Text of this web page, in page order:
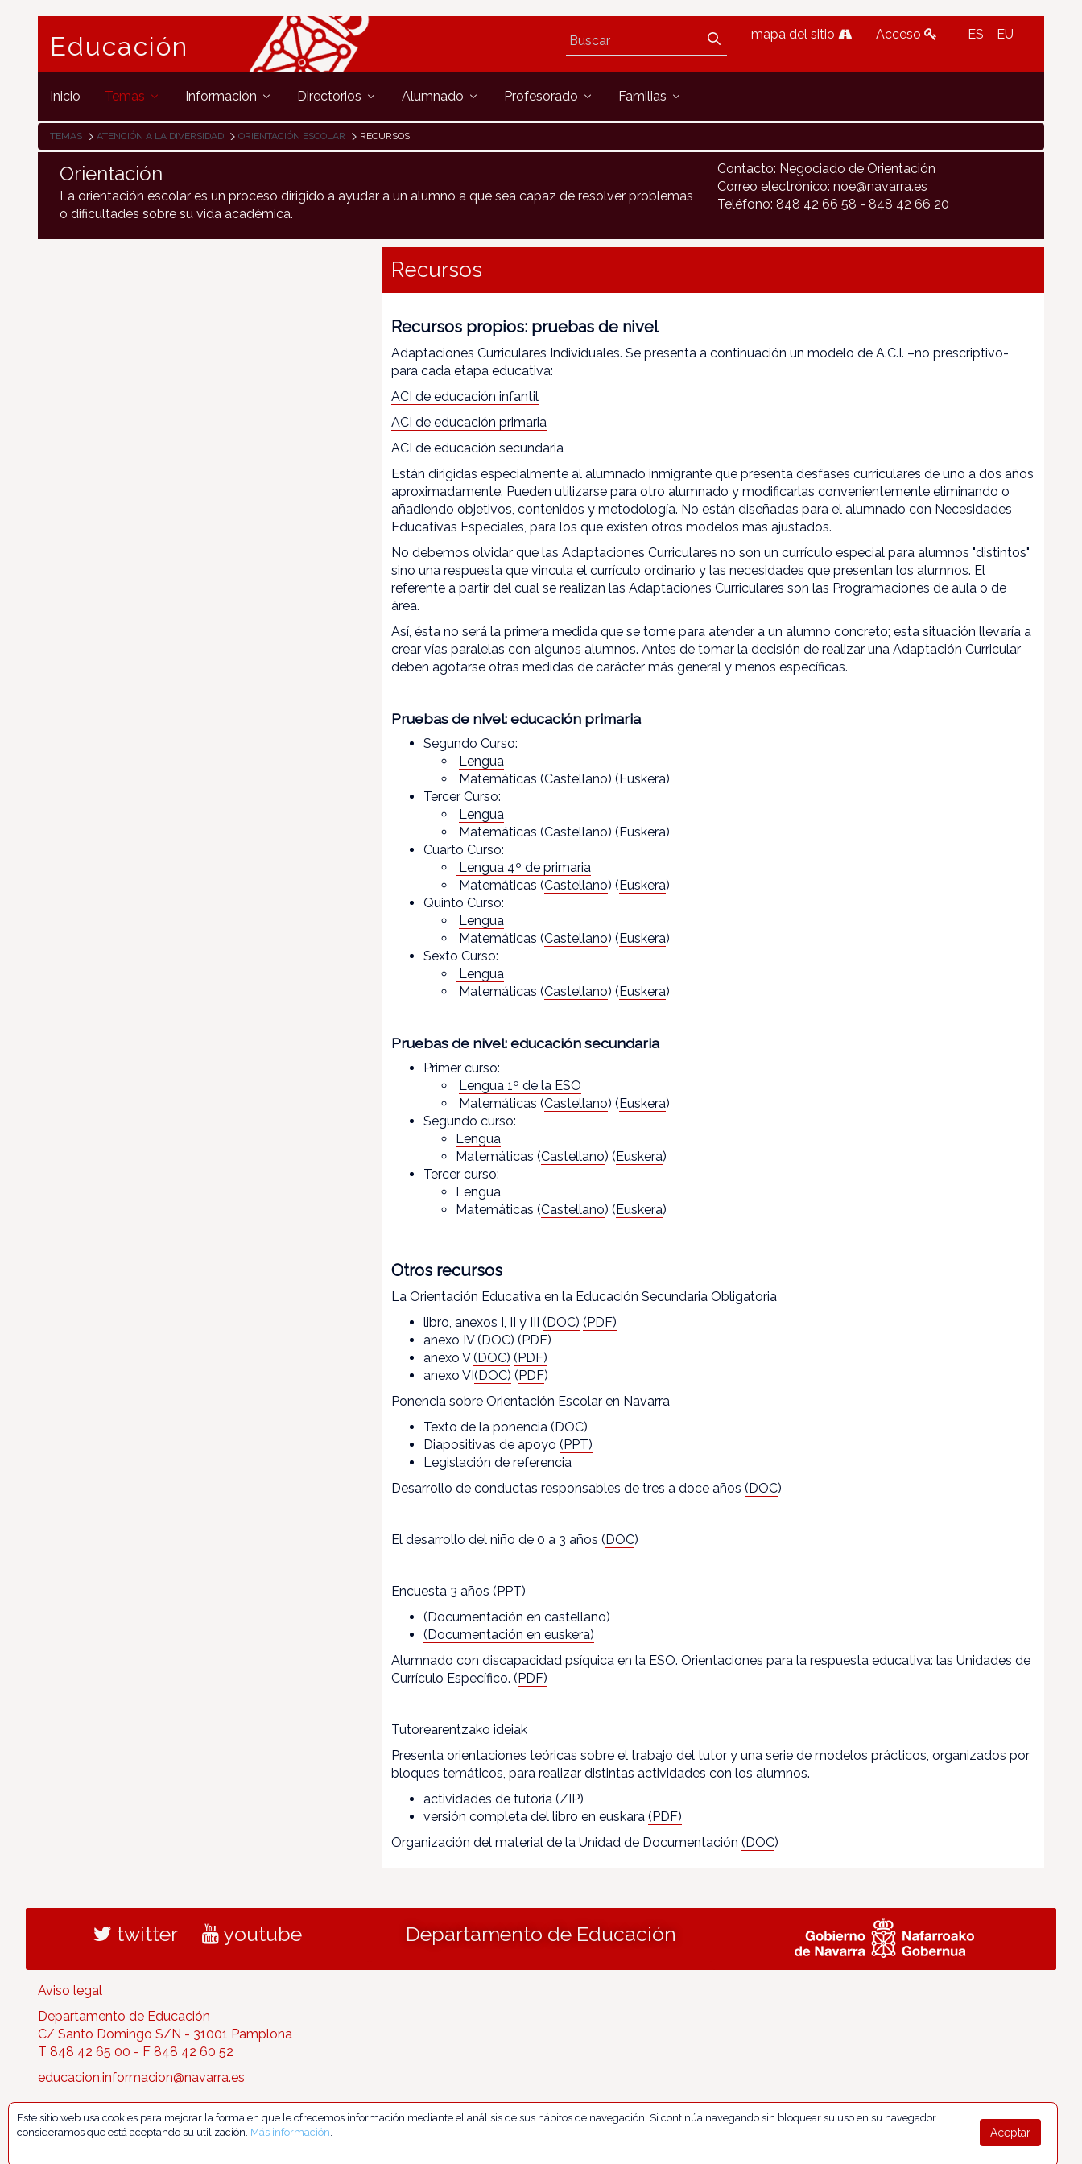
Educación mapa del sitio Acceso ES EU
Inicio Temas Información Directorios Alumnado Profesorado Familias
TEMAS ATENCIÓN A LA DIVERSIDAD ORIENTACIÓN ESCOLAR RECURSOS
Orientación
La orientación escolar es un proceso dirigido a ayudar a un alumno a que sea capaz de resolver problemas
o dificultades sobre su vida académica.
Contacto: Negociado de Orientación
Correo electrónico: noe@navarra.es
Teléfono: 848 42 66 58 - 848 42 66 20
Recursos
Recursos propios: pruebas de nivel
Adaptaciones Curriculares Individuales. Se presenta a continuación un modelo de A.C.I. –no prescriptivo-
para cada etapa educativa:
ACI de educación infantil
ACI de educación primaria
ACI de educación secundaria
Están dirigidas especialmente al alumnado inmigrante que presenta desfases curriculares de uno a dos años
aproximadamente. Pueden utilizarse para otro alumnado y modificarlas convenientemente eliminando o
añadiendo objetivos, contenidos y metodología. No están diseñadas para el alumnado con Necesidades
Educativas Especiales, para los que existen otros modelos más ajustados.
No debemos olvidar que las Adaptaciones Curriculares no son un currículo especial para alumnos "distintos"
sino una respuesta que vincula el currículo ordinario y las necesidades que presentan los alumnos. El
referente a partir del cual se realizan las Adaptaciones Curriculares son las Programaciones de aula o de
área.
Así, ésta no será la primera medida que se tome para atender a un alumno concreto; esta situación llevaría a
crear vías paralelas con algunos alumnos. Antes de tomar la decisión de realizar una Adaptación Curricular
deben agotarse otras medidas de carácter más general y menos específicas.
Pruebas de nivel: educación primaria
Segundo Curso:
Lengua
Matemáticas (Castellano) (Euskera)
Tercer Curso:
Lengua
Matemáticas (Castellano) (Euskera)
Cuarto Curso:
Lengua 4º de primaria
Matemáticas (Castellano) (Euskera)
Quinto Curso:
Lengua
Matemáticas (Castellano) (Euskera)
Sexto Curso:
Lengua
Matemáticas (Castellano) (Euskera)
Pruebas de nivel: educación secundaria
Primer curso:
Lengua 1º de la ESO
Matemáticas (Castellano) (Euskera)
Segundo curso:
Lengua
Matemáticas (Castellano) (Euskera)
Tercer curso:
Lengua
Matemáticas (Castellano) (Euskera)
Otros recursos
La Orientación Educativa en la Educación Secundaria Obligatoria
libro, anexos I, II y III (DOC) (PDF)
anexo IV(DOC) (PDF)
anexo V(DOC) (PDF)
anexo VI(DOC) (PDF)
Ponencia sobre Orientación Escolar en Navarra
Texto de la ponencia (DOC)
Diapositivas de apoyo (PPT)
Legislación de referencia
Desarrollo de conductas responsables de tres a doce años (DOC)
El desarrollo del niño de 0 a 3 años (DOC)
Encuesta 3 años (PPT)
(Documentación en castellano)
(Documentación en euskera)
Alumnado con discapacidad psíquica en la ESO. Orientaciones para la respuesta educativa: las Unidades de
Currículo Específico. (PDF)
Tutorearentzako ideiak
Presenta orientaciones teóricas sobre el trabajo del tutor y una serie de modelos prácticos, organizados por
bloques temáticos, para realizar distintas actividades con los alumnos.
actividades de tutoría (ZIP)
versión completa del libro en euskara (PDF)
Organización del material de la Unidad de Documentación (DOC)
twitter youtube Departamento de Educación
Aviso legal
Departamento de Educación
C/ Santo Domingo S/N - 31001 Pamplona
T 848 42 65 00 - F 848 42 60 52
educacion.informacion@navarra.es
Aceptar
Este sitio web usa cookies para mejorar la forma en que le ofrecemos información mediante el análisis de sus hábitos de navegación. Si continúa navegando sin bloquear su uso en su navegador
consideramos que está aceptando su utilización. Más información.